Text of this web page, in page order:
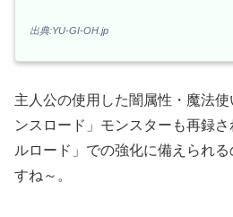
出典:YU-GI-OH.jp
主人公の使用した闇属性・魔法
ンスロード」モンスターも再録
ルロード」での強化に備えられ
すね～。